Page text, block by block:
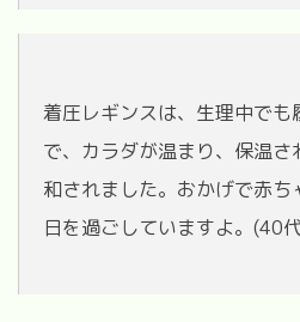
着圧レギンスは、生理中でも
で、カラダが温まり、保温
和されました。おかげで赤
日を過ごしていますよ。(40